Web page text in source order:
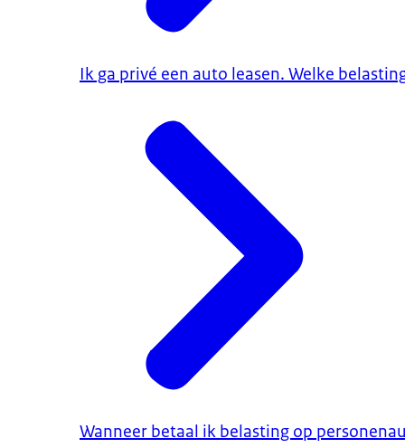
Ik ga privé een auto leasen. Welke
Wanneer betaal ik belasting op